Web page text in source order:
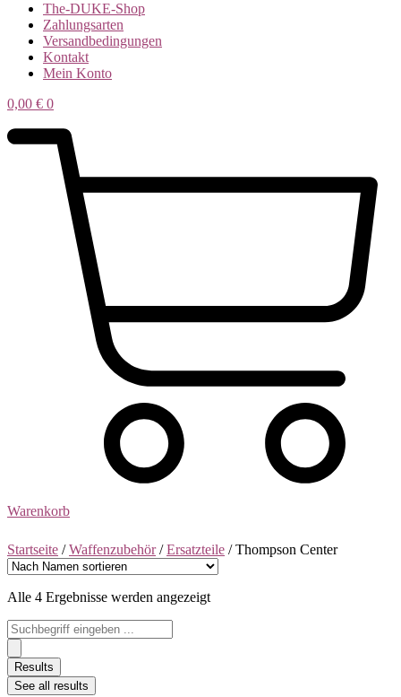
The-DUKE-Shop
Zahlungsarten
Versandbedingungen
Kontakt
Mein Konto
0,00 € 0
Warenkorb
Startseite /Waffenzubehör/Ersatzteile / Thompson Center
Alle 4 Ergebnisse werden angezeigt
Search
...
Results
See all results